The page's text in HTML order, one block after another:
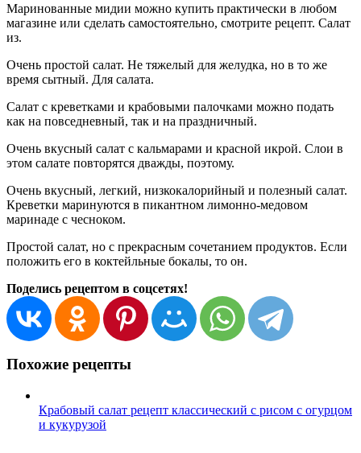
Маринованные мидии можно купить практически в любом
магазине или сделать самостоятельно, смотрите рецепт. Салат
из.
Очень простой салат. Не тяжелый для желудка, но в то же
время сытный. Для салата.
Салат с креветками и крабовыми палочками можно подать
как на повседневный, так и на праздничный.
Очень вкусный салат с кальмарами и красной икрой. Слои в
этом салате повторятся дважды, поэтому.
Очень вкусный, легкий, низкокалорийный и полезный салат.
Креветки маринуются в пикантном лимонно-медовом
маринаде с чесноком.
Простой салат, но с прекрасным сочетанием продуктов. Если
положить его в коктейльные бокалы, то он.
Поделись рецептом в соцсетях!
Похожие рецепты
Крабовый салат рецепт классический с рисом с огурцом
и кукурузой